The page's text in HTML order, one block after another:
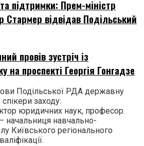
підтримки: Прем-міністр
Стармер відвідав Подільський
провів зустріч із
проспекті Георгія Гонгадзе
Подільської РДА державну
заходу:
юридичних наук, професор.
начальниця навчально-
Київського регіонального